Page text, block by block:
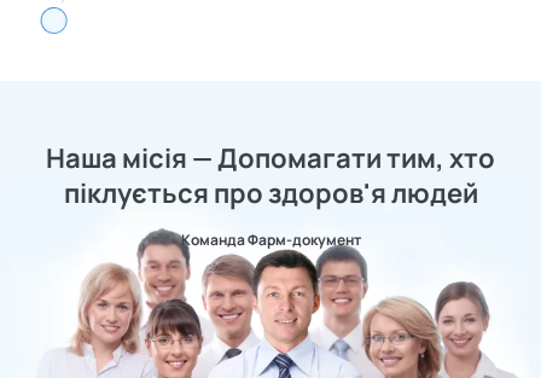
Наша місія — Допомагати тим, хто
піклується про здоров'я людей
Команда Фарм-документ